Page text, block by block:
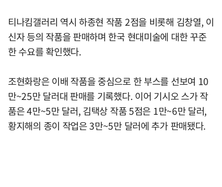
티나킴갤러리 역시 하종현 작품 2점을 비롯해 김창열, 이
신자 등의 작품을 판매하며 한국 현대미술에 대한 꾸준
한 수요를 확인했다.
조현화랑은 이배 작품을 중심으로 한 부스를 선보여 10
만~25만 달러대 판매를 기록했다. 이어 기시오 스가 작
품은 4만~5만 달러, 김택상 작품 5점은 1만~6만 달러,
황지해의 종이 작업은 3만~5만 달러에 추가 판매됐다.